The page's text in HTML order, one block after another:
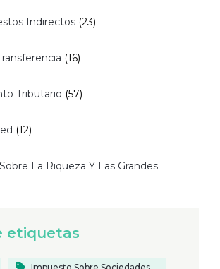
Indirectos (23)
(16)
Tributario (57)
(12)
La Riqueza Y Las Grandes
etiquetas